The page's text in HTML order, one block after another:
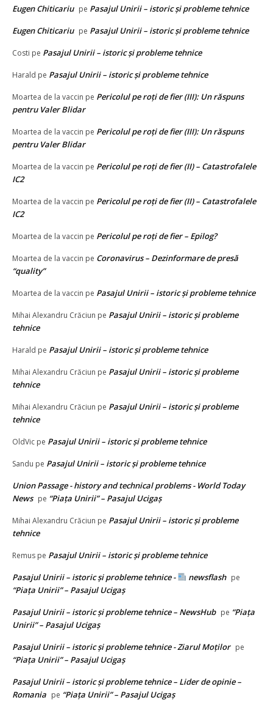
Eugen Chiticariu pe Pasajul Unirii – istoric și probleme tehnice
Eugen Chiticariu pe Pasajul Unirii – istoric și probleme tehnice
Costi pe Pasajul Unirii – istoric și probleme tehnice
Harald pe Pasajul Unirii – istoric și probleme tehnice
Moartea de la vaccin pe Pericolul pe roți de fier (III): Un răspuns
pentru Valer Blidar
Moartea de la vaccin pe Pericolul pe roți de fier (III): Un răspuns
pentru Valer Blidar
Moartea de la vaccin pe Pericolul pe roți de fier (II) – Catastrofalele
IC2
Moartea de la vaccin pe Pericolul pe roți de fier (II) – Catastrofalele
IC2
Moartea de la vaccin pe Pericolul pe roți de fier – Epilog?
Moartea de la vaccin pe Coronavirus – Dezinformare de presă
“quality”
Moartea de la vaccin pe Pasajul Unirii – istoric și probleme tehnice
Mihai Alexandru Crăciun pe Pasajul Unirii – istoric și probleme
tehnice
Harald pe Pasajul Unirii – istoric și probleme tehnice
Mihai Alexandru Crăciun pe Pasajul Unirii – istoric și probleme
tehnice
Mihai Alexandru Crăciun pe Pasajul Unirii – istoric și probleme
tehnice
OldVic pe Pasajul Unirii – istoric și probleme tehnice
Sandu pe Pasajul Unirii – istoric și probleme tehnice
Union Passage - history and technical problems - World Today
News pe “Piața Unirii” – Pasajul Ucigaș
Mihai Alexandru Crăciun pe Pasajul Unirii – istoric și probleme
tehnice
Remus pe Pasajul Unirii – istoric și probleme tehnice
Pasajul Unirii – istoric și probleme tehnice -
newsflash pe
“Piața Unirii” – Pasajul Ucigaș
Pasajul Unirii – istoric și probleme tehnice – NewsHub pe “Piața
Unirii” – Pasajul Ucigaș
Pasajul Unirii – istoric și probleme tehnice - Ziarul Moților pe
“Piața Unirii” – Pasajul Ucigaș
Pasajul Unirii – istoric și probleme tehnice – Lider de opinie –
Romania pe “Piața Unirii” – Pasajul Ucigaș